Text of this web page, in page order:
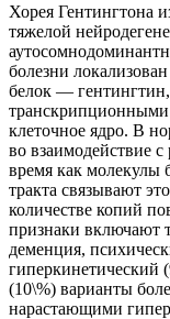
Хорея Гентингтона
тяжелой
болезни
белок —
клеточное ядро. В
во взаимодействие
время как молекулы
тракта связывают
количестве копий
признаки включают
деменция,
гиперкинетический
(10\%) варианты
нарастающими